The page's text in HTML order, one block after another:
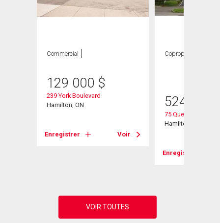
Commercial
129 000 $
239 York Boulevard
Hamilton, ON
Enregistrer Voir
Copropriété
524 900
75 Queen Street N
Hamilton, ON
Enregistrer